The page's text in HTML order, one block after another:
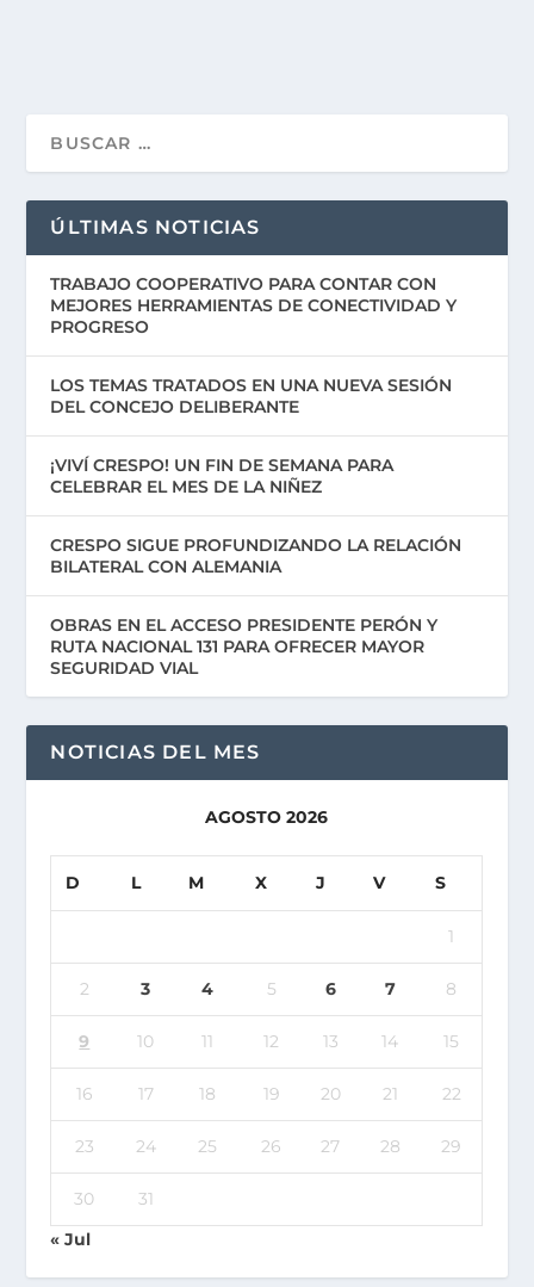
ÚLTIMAS NOTICIAS
TRABAJO COOPERATIVO PARA CONTAR CON
MEJORES HERRAMIENTAS DE CONECTIVIDAD Y
PROGRESO
LOS TEMAS TRATADOS EN UNA NUEVA SESIÓN
DEL CONCEJO DELIBERANTE
¡VIVÍ CRESPO! UN FIN DE SEMANA PARA
CELEBRAR EL MES DE LA NIÑEZ
CRESPO SIGUE PROFUNDIZANDO LA RELACIÓN
BILATERAL CON ALEMANIA
OBRAS EN EL ACCESO PRESIDENTE PERÓN Y
RUTA NACIONAL 131 PARA OFRECER MAYOR
SEGURIDAD VIAL
NOTICIAS DEL MES
AGOSTO 2026
D L M X J V S
1
2 3 4 5 6 7 8
9 10 11 12 13 14 15
16 17 18 19 20 21 22
23 24 25 26 27 28 29
30
31
« Jul